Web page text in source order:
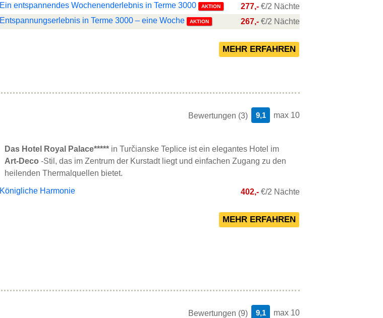
Ein entspannendes Wochenenderlebnis in Terme 3000 AKTION 277,- €/2 Nächte
Entspannungserlebnis in Terme 3000 – eine Woche
AKTION 267,- €/2 Nächte
Bewertungen (3) max 10
9,1
Das Hotel Royal Palace***** in Turčianske Teplice ist ein elegantes Hotel im
Art-Deco -Stil, das im Zentrum der Kurstadt liegt und einfachen Zugang zu den
heilenden Thermalquellen bietet.
Königliche Harmonie 402,- €/2 Nächte
Bewertungen (9) max 10
9,1